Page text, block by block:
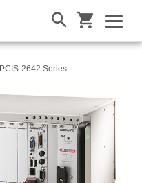
2642 Series